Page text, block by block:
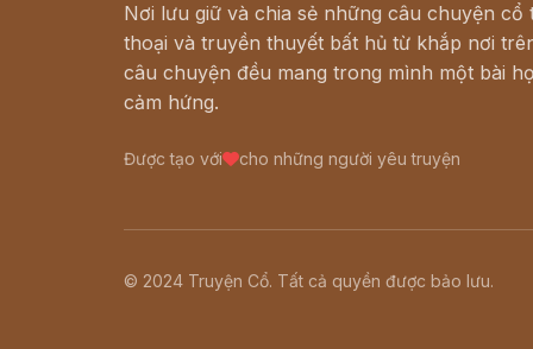
Nơi lưu giữ và chia sẻ những câu chuyện cổ
thoại và truyền thuyết bất hủ từ khắp nơi
câu chuyện đều mang trong mình một bài
cảm hứng.
Được tạo với cho những người yêu truyện
© 2024 Truyện Cổ. Tất cả quyền được bảo lưu.